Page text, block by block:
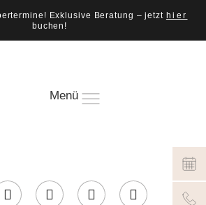
Exklusive Beratung – jetzt hier
buchen!
Menü